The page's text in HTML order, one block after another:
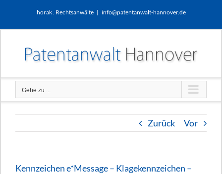
horak . Rechtsanwälte | info@patentanwalt-hannover.de
Gehe zu ...
Zurück Vor
Kennzeichen e*Message – Klagekennzeichen –